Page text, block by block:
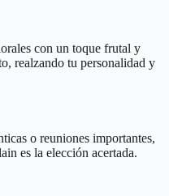
con un toque frutal y
realzando tu personalidad y
o reuniones importantes,
es la elección acertada.